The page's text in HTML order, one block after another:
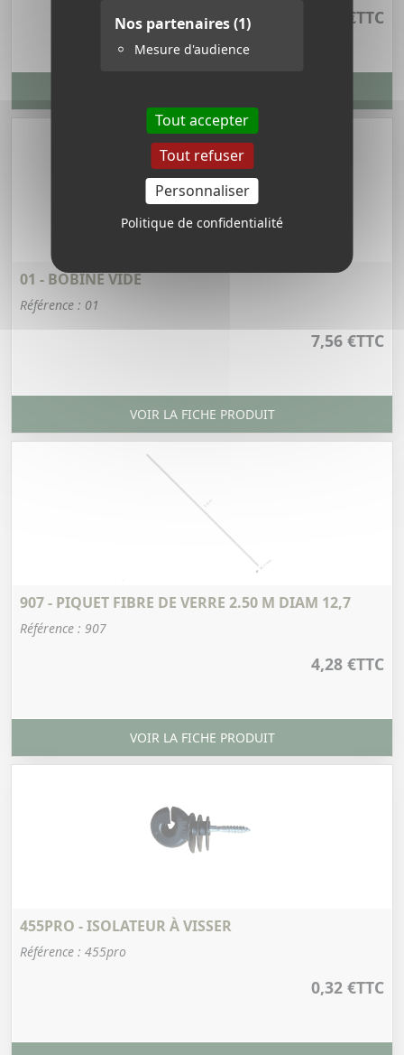
Nos partenaires(1)
Mesure d'audience
Tout accepter
Tout refuser
Personnaliser
Politique de confidentialité
376,74 €TTC
01 - BOBINE VIDE
Référence : 01
7,56 €TTC
VOIR LA FICHE PRODUIT
907 - PIQUET FIBRE DE VERRE 2.50 M DIAM 12,7
Référence : 907
4,28 €TTC
VOIR LA FICHE PRODUIT
455PRO - ISOLATEUR À VISSER
Référence : 455pro
0,32 €TTC